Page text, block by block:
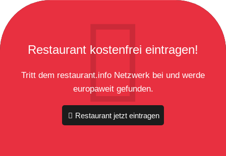
Restaurant kostenfrei eintragen!
Tritt dem restaurant.info Netzwerk bei und werde
europaweit gefunden.
Restaurant jetzt eintragen